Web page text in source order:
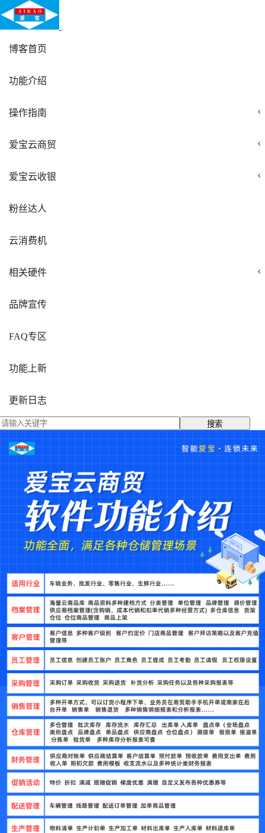
博客首页
功能介绍
操作指南
爱宝云商贸
爱宝云收银
粉丝达人
云消费机
相关硬件
品牌宣传
FAQ专区
功能上新
更新日志
搜索